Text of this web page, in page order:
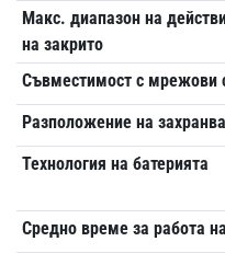
Макс. диапазон на
на закрито
Съвместимост с мрежови
Разположение на
Технология на батерията
Средно време за работа